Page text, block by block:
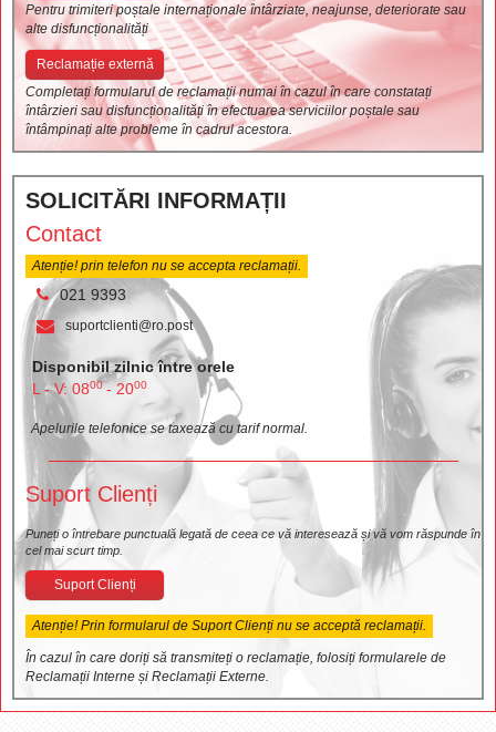
Pentru trimiteri poștale internaționale întârziate, neajunse, deteriorate sau
alte disfuncționalități
Reclamație externă
Completați formularul de reclamații numai în cazul în care constatați
întârzieri sau disfuncționalități în efectuarea serviciilor poștale sau
întâmpinați alte probleme în cadrul acestora.
SOLICITĂRI INFORMAȚII
Contact
Atenție! prin telefon nu se accepta reclamații.
021 9393
suportclienti@ro.post
Disponibil zilnic între orele
L - V: 0800- 2000
Apelurile telefonice se taxează cu tarif normal.
Suport Clienți
Puneți o întrebare punctuală legată de ceea ce vă interesează și vă vom răspunde în
cel mai scurt timp.
Suport Clienți
Atenție! Prin formularul de Suport Clienți nu se acceptă reclamații.
În cazul în care doriți să transmiteți o reclamație, folosiți formularele de
Reclamații Interne și Reclamații Externe.